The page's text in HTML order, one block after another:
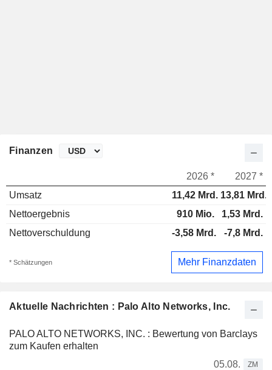
Aktuelle Nachrichten : Palo Alto Networks, Inc.
PALO ALTO NETWORKS, INC. : Bewertung von Barclays
zum Kaufen erhalten
05.08.
ZM
Finanzen
2026 *
2027 *
Umsatz
11,42 Mrd. 13,81 Mrd.
Nettoergebnis
910 Mio.
1,53 Mrd.
Nettoverschuldung
-3,58 Mrd. -7,8 Mrd.
* Schätzungen Mehr Finanzdaten